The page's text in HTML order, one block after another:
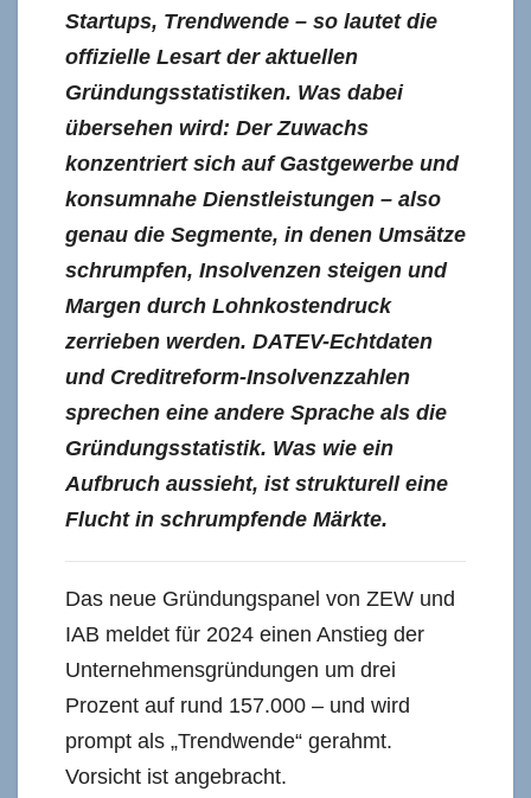
Startups, Trendwende – so lautet die
offizielle Lesart der aktuellen
Gründungsstatistiken. Was dabei
übersehen wird: Der Zuwachs
konzentriert sich auf Gastgewerbe und
konsumnahe Dienstleistungen – also
genau die Segmente, in denen Umsätze
schrumpfen, Insolvenzen steigen und
Margen durch Lohnkostendruck
zerrieben werden. DATEV-Echtdaten
und Creditreform-Insolvenzzahlen
sprechen eine andere Sprache als die
Gründungsstatistik. Was wie ein
Aufbruch aussieht, ist strukturell eine
Flucht in schrumpfende Märkte.
Das neue Gründungspanel von ZEW und
IAB meldet für 2024 einen Anstieg der
Unternehmensgründungen um drei
Prozent auf rund 157.000 – und wird
prompt als „Trendwende“ gerahmt.
Vorsicht ist angebracht.